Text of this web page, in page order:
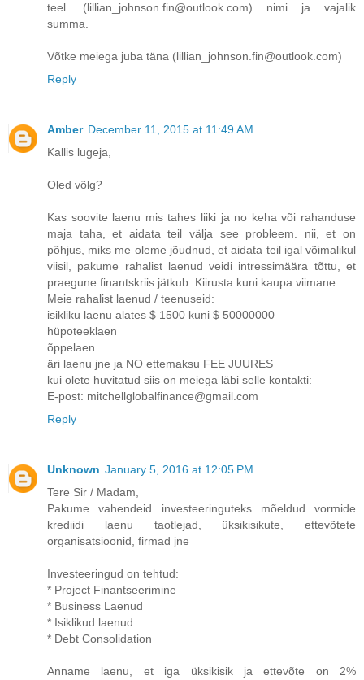
teel. (lillian_johnson.fin@outlook.com) nimi ja vajalik
summa.
Võtke meiega juba täna (lillian_johnson.fin@outlook.com)
Reply
Amber December 11, 2015 at 11:49 AM
Kallis lugeja,
Oled võlg?
Kas soovite laenu mis tahes liiki ja no keha või rahanduse
maja taha, et aidata teil välja see probleem. nii, et on
põhjus, miks me oleme jõudnud, et aidata teil igal võimalikul
viisil, pakume rahalist laenud veidi intressimäära tõttu, et
praegune finantskriis jätkub. Kiirusta kuni kaupa viimane.
Meie rahalist laenud / teenuseid:
isikliku laenu alates $ 1500 kuni $ 50000000
hüpoteeklaen
õppelaen
äri laenu jne ja NO ettemaksu FEE JUURES
kui olete huvitatud siis on meiega läbi selle kontakti:
E-post: mitchellglobalfinance@gmail.com
Reply
Unknown January 5, 2016 at 12:05 PM
Tere Sir / Madam,
Pakume vahendeid investeeringuteks mõeldud vormide
krediidi laenu taotlejad, üksikisikute, ettevõtete
organisatsioonid, firmad jne
Investeeringud on tehtud:
* Project Finantseerimine
* Business Laenud
* Isiklikud laenud
* Debt Consolidation
Anname laenu, et iga üksikisik ja ettevõte on 2%